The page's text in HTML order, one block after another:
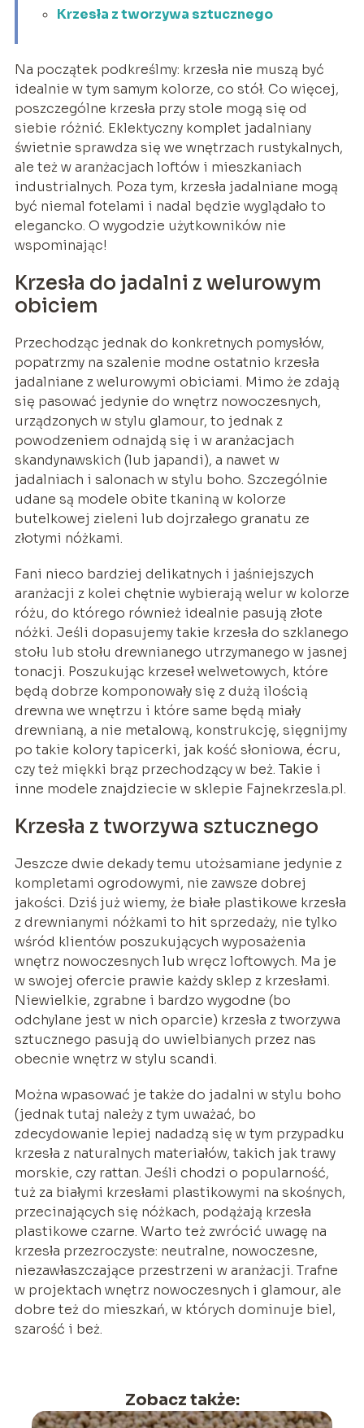
Krzesła z tworzywa sztucznego
Na początek podkreślmy: krzesła nie muszą być
idealnie w tym samym kolorze, co stół. Co więcej,
poszczególne krzesła przy stole mogą się od
siebie różnić. Eklektyczny komplet jadalniany
świetnie sprawdza się we wnętrzach rustykalnych,
ale też w aranżacjach loftów i mieszkaniach
industrialnych. Poza tym, krzesła jadalniane mogą
być niemal fotelami i nadal będzie wyglądało to
elegancko. O wygodzie użytkowników nie
wspominając!
Krzesła do jadalni z welurowym
obiciem
Przechodząc jednak do konkretnych pomysłów,
popatrzmy na szalenie modne ostatnio krzesła
jadalniane z welurowymi obiciami. Mimo że zdają
się pasować jedynie do wnętrz nowoczesnych,
urządzonych w stylu glamour, to jednak z
powodzeniem odnajdą się i w aranżacjach
skandynawskich (lub japandi), a nawet w
jadalniach i salonach w stylu boho. Szczególnie
udane są modele obite tkaniną w kolorze
butelkowej zieleni lub dojrzałego granatu ze
złotymi nóżkami.
Fani nieco bardziej delikatnych i jaśniejszych
aranżacji z kolei chętnie wybierają welur w kolorze
różu, do którego również idealnie pasują złote
nóżki. Jeśli dopasujemy takie krzesła do szklanego
stołu lub stołu drewnianego utrzymanego w jasnej
tonacji. Poszukując krzeseł welwetowych, które
będą dobrze komponowały się z dużą ilością
drewna we wnętrzu i które same będą miały
drewnianą, a nie metalową, konstrukcję, sięgnijmy
po takie kolory tapicerki, jak kość słoniowa, écru,
czy też miękki brąz przechodzący w beż. Takie i
inne modele znajdziecie w sklepie Fajnekrzesla.pl.
Krzesła z tworzywa sztucznego
Jeszcze dwie dekady temu utożsamiane jedynie z
kompletami ogrodowymi, nie zawsze dobrej
jakości. Dziś już wiemy, że białe plastikowe krzesła
z drewnianymi nóżkami to hit sprzedaży, nie tylko
wśród klientów poszukujących wyposażenia
wnętrz nowoczesnych lub wręcz loftowych. Ma je
w swojej ofercie prawie każdy sklep z krzesłami.
Niewielkie, zgrabne i bardzo wygodne (bo
odchylane jest w nich oparcie) krzesła z tworzywa
sztucznego pasują do uwielbianych przez nas
obecnie wnętrz w stylu scandi.
Można wpasować je także do jadalni w stylu boho
(jednak tutaj należy z tym uważać, bo
zdecydowanie lepiej nadadzą się w tym przypadku
krzesła z naturalnych materiałów, takich jak trawy
morskie, czy rattan. Jeśli chodzi o popularność,
tuż za białymi krzesłami plastikowymi na skośnych,
przecinających się nóżkach, podążają krzesła
plastikowe czarne. Warto też zwrócić uwagę na
krzesła przezroczyste: neutralne, nowoczesne,
niezawłaszczające przestrzeni w aranżacji. Trafne
w projektach wnętrz nowoczesnych i glamour, ale
dobre też do mieszkań, w których dominuje biel,
szarość i beż.
Zobacz także: